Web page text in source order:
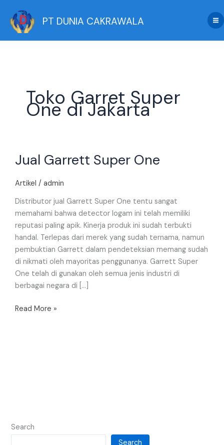
content
PT DUNIA CAKRAWALA
Toko Garret Super
One di Jakarta
Jual Garrett Super One
Artikel / admin
Distributor jual Garrett Super One tentu sangat
memahami bahwa detector logam ini telah memiliki
reputasi paling apik. Kinerja produk ini sudah terbukti
handal. Terlepas dari merek yang sudah ternama, namun
pembuktian Garrett dalam pendeteksian memang sudah
di nikmati oleh mayoritas penggunanya. Garrett Super
One telah di gunakan oleh semua jenis industri di
berbagai negara di […]
Garrett
One
Read More »
Search
Search